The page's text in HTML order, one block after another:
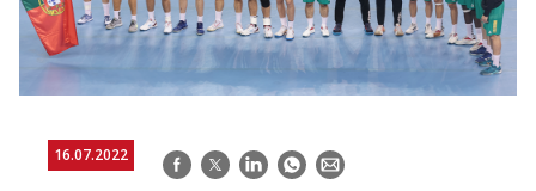
16.07.2022 Facebook
TwitterLinkedInWhatsApp
E-